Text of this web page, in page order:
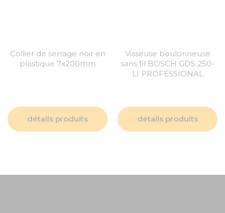
Collier de serrage noir en
plastique 7x200mm
détails produits
Visseuse boulonneuse
sans fil BOSCH GDS 250-
LI PROFESSIONAL
détails produits